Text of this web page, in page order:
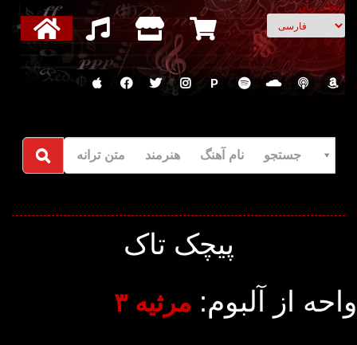
انتخاب زبان
P
جستجو نام آهنگ هنرمند متن ترانه
پیچک تاک
واحه از آلبوم: مرثیه ۳